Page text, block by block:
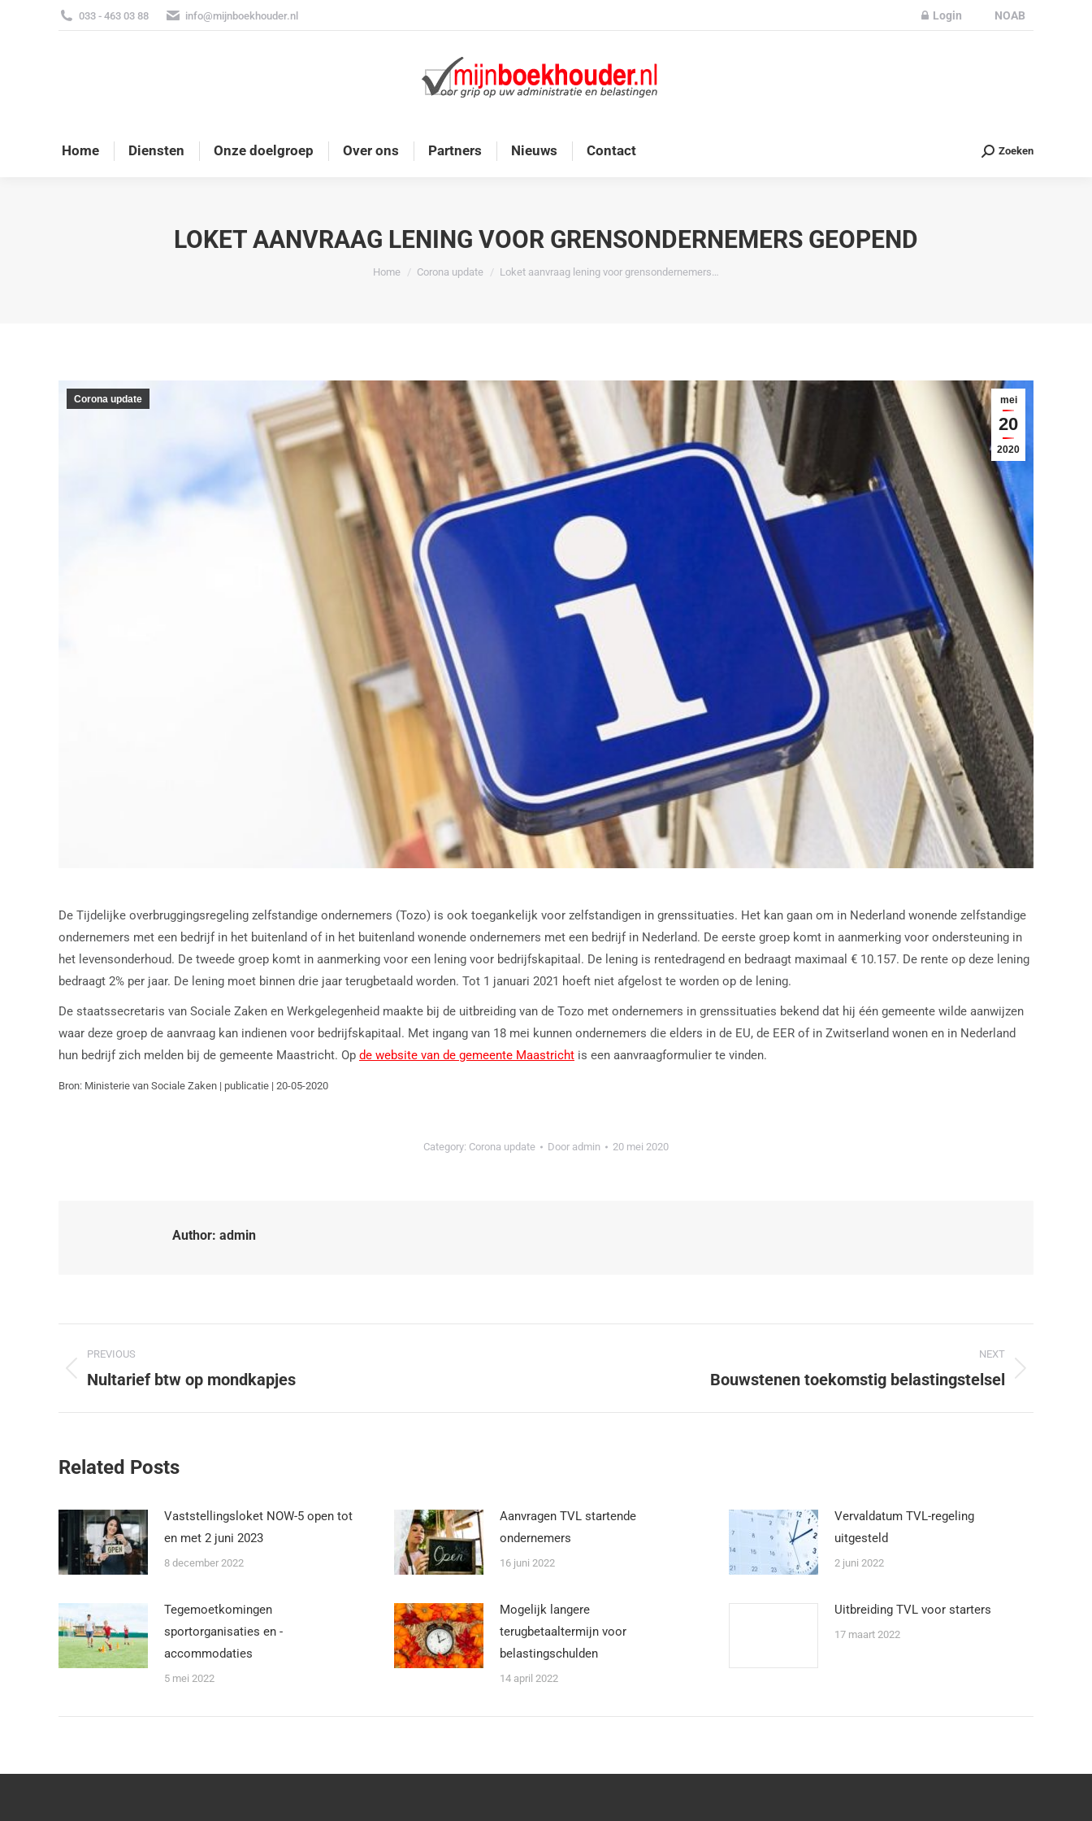
033 - 463 03 88 info@mijnboekhouder.nl Login NOAB
Home Diensten Onze doelgroep Over ons Partners Nieuws Contact Zoeken
LOKET AANVRAAG LENING VOOR GRENSONDERNEMERS GEOPEND
Je bent hier:
Home Corona update Loket aanvraag lening voor grensondernemers…
mei
20
2020
Corona update
De Tijdelijke overbruggingsregeling zelfstandige ondernemers (Tozo) is ook toegankelijk voor zelfstandigen in grenssituaties. Het kan gaan om in Nederland wonende zelfstandige
ondernemers met een bedrijf in het buitenland of in het buitenland wonende ondernemers met een bedrijf in Nederland. De eerste groep komt in aanmerking voor ondersteuning in
het levensonderhoud. De tweede groep komt in aanmerking voor een lening voor bedrijfskapitaal. De lening is rentedragend en bedraagt maximaal € 10.157. De rente op deze lening
bedraagt 2% per jaar. De lening moet binnen drie jaar terugbetaald worden. Tot 1 januari 2021 hoeft niet afgelost te worden op de lening.
De staatssecretaris van Sociale Zaken en Werkgelegenheid maakte bij de uitbreiding van de Tozo met ondernemers in grenssituaties bekend dat hij één gemeente wilde aanwijzen
waar deze groep de aanvraag kan indienen voor bedrijfskapitaal. Met ingang van 18 mei kunnen ondernemers die elders in de EU, de EER of in Zwitserland wonen en in Nederland
hun bedrijf zich melden bij de gemeente Maastricht. Op de website van de gemeente Maastricht is een aanvraagformulier te vinden.
Bron: Ministerie van Sociale Zaken | publicatie | 20-05-2020
Category: Corona update Door admin 20 mei 2020
Author: admin
PREVIOUS
Nultarief btw op mondkapjes
NEXT
Bouwstenen toekomstig belastingstelsel
Related Posts
Vaststellingsloket NOW-5 open tot
en met 2 juni 2023
8 december 2022
Aanvragen TVL startende
ondernemers
16 juni 2022
Vervaldatum TVL-regeling
uitgesteld
2 juni 2022
Tegemoetkomingen
sportorganisaties en -
accommodaties
5 mei 2022
Mogelijk langere
terugbetaaltermijn voor
belastingschulden
14 april 2022
Uitbreiding TVL voor starters
17 maart 2022
Home Diensten Onze doelgroep Over ons Partners Nieuws Contact Zoeken